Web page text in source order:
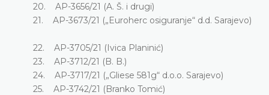
20. AP-3656/21 (A. Š. i drugi)
21. AP-3673/21 („Euroherc osiguranje“ d.d. Sarajevo)
22. AP-3705/21 (Ivica Planinić)
23. AP-3712/21 (B. B.)
24. AP-3717/21 („Gliese 581g“ d.o.o. Sarajevo)
25. AP-3742/21 (Branko Tomić)